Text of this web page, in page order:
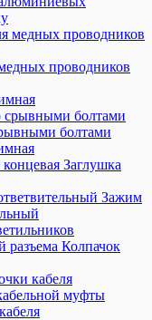
проводников
болтами
Заглушка
Зажим
Колпачок
кабеля
муфты
В
1.5
19